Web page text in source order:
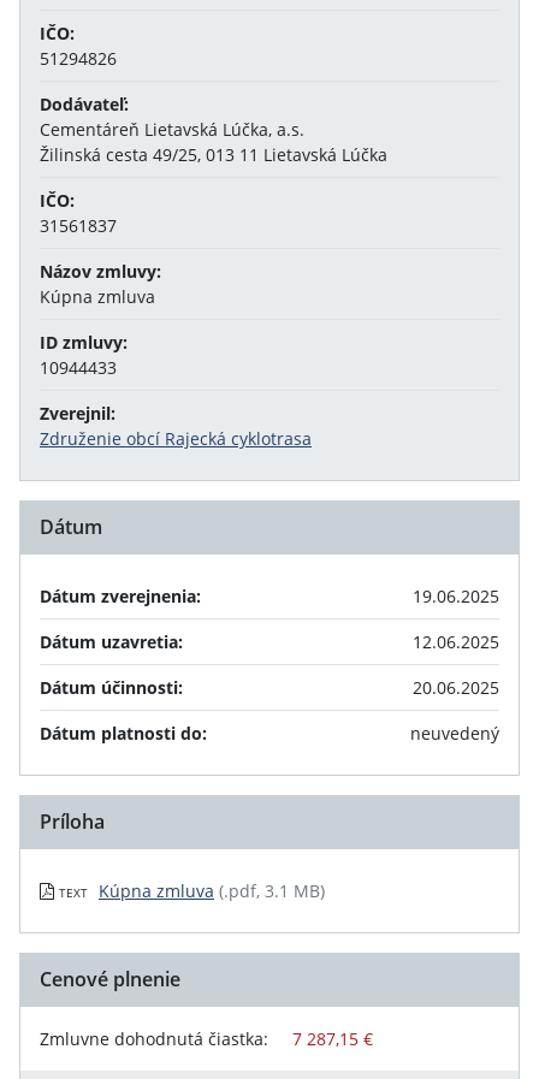
IČO:
51294826
Dodávateľ:
Cementáreň Lietavská Lúčka, a.s.
Žilinská cesta 49/25, 013 11 Lietavská Lúčka
IČO:
31561837
Názov zmluvy:
Kúpna zmluva
ID zmluvy:
10944433
Zverejnil:
Združenie obcí Rajecká cyklotrasa
Dátum
Dátum zverejnenia:
19.06.2025
Dátum uzavretia:
12.06.2025
Dátum účinnosti:
20.06.2025
Dátum platnosti do:
neuvedený
Príloha
TEXT Kúpna zmluva (.pdf, 3.1 MB)
Cenové plnenie
Zmluvne dohodnutá čiastka: 7 287,15 €